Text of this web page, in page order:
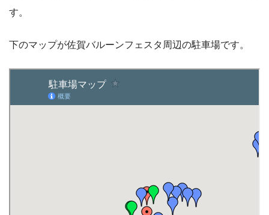
す。
下のマップが佐賀バルーンフェスタ周辺の駐車場です。